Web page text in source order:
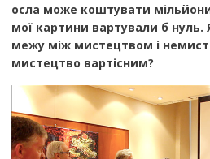
осла може коштувати
мої картини вартували б нуль.
межу між мистецтвом і
мистецтво вартісним?